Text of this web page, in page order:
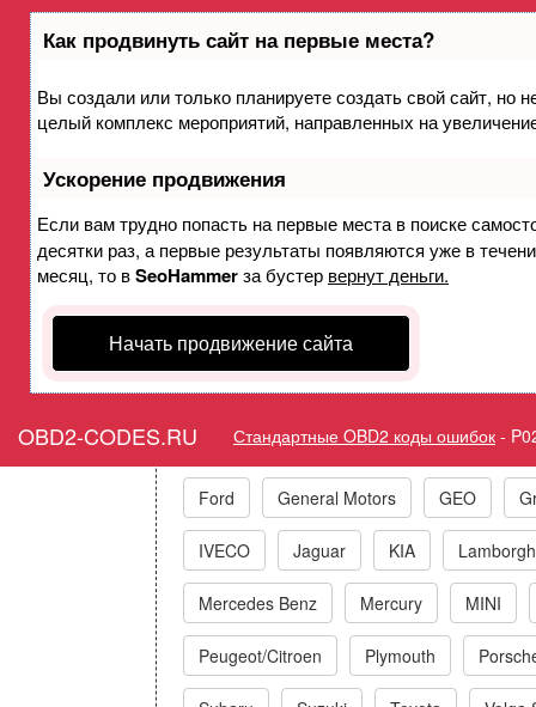
Как продвинуть сайт на первые места?
Вы создали или только планируете создать свой сайт, но
целый комплекс мероприятий, направленных на
Ускорение продвижения
Если вам трудно попасть на первые места в поиске
десятки раз, а первые результаты появляются уже в
месяц, то вSeoHammerза бустер вернут деньги.
Начать продвижение сайта
OBD2-CODES.RU Стандартные OBD2 коды ошибок -
Ошибка P02B2
Горит ошибка Check
Коды ошибок
Acura Alfa Romeo Audi/VW/
Ford General Motors GEO
IVECO Jaguar KIA
Mercedes Benz Mercury MINI
Peugeot/Citroen Plymouth